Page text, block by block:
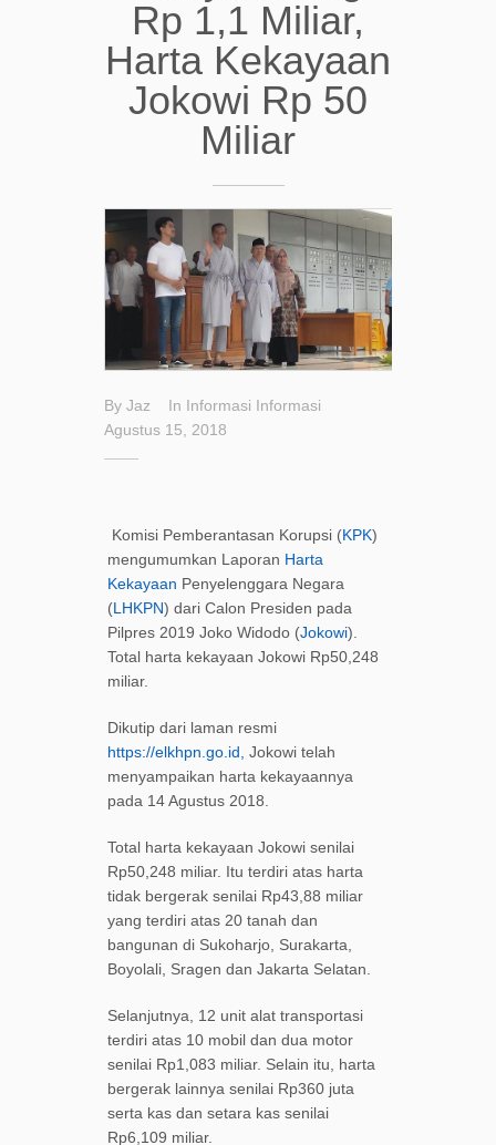
Rp 1,1 Miliar,
Harta Kekayaan
Jokowi Rp 50
Miliar
By Jaz In Informasi Informasi
Agustus 15, 2018
Komisi Pemberantasan Korupsi (KPK)
mengumumkan Laporan Harta
Kekayaan Penyelenggara Negara
(LHKPN) dari Calon Presiden pada
Pilpres 2019 Joko Widodo (Jokowi).
Total harta kekayaan Jokowi Rp50,248
miliar.
Dikutip dari laman resmi
https://elkhpn.go.id, Jokowi telah
menyampaikan harta kekayaannya
pada 14 Agustus 2018.
Total harta kekayaan Jokowi senilai
Rp50,248 miliar. Itu terdiri atas harta
tidak bergerak senilai Rp43,88 miliar
yang terdiri atas 20 tanah dan
bangunan di Sukoharjo, Surakarta,
Boyolali, Sragen dan Jakarta Selatan.
Selanjutnya, 12 unit alat transportasi
terdiri atas 10 mobil dan dua motor
senilai Rp1,083 miliar. Selain itu, harta
bergerak lainnya senilai Rp360 juta
serta kas dan setara kas senilai
Rp6,109 miliar.